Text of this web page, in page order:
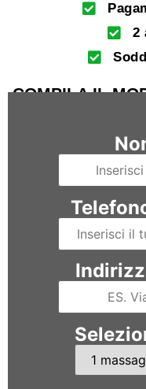
2
COMPILA IL